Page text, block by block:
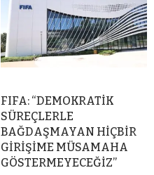
FIFA: “DEMOKRATİK
SÜREÇLERLE
BAĞDAŞMAYAN HİÇBİR
GİRİŞİME MÜSAMAHA
GÖSTERMEYECEĞİZ”